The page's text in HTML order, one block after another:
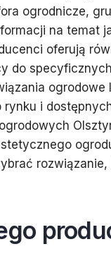
ogrodnicze,
na temat
oferują
do
ogrodowe
i